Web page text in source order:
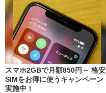
スマホ2GBで月額850円～ 格安
SIMをお得に使うキャンペーン
実施中！